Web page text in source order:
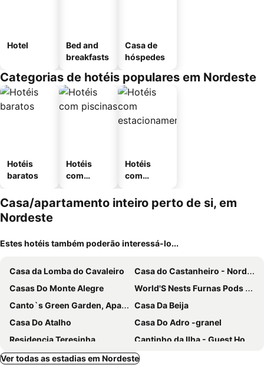
Hotel
Bed and
breakfasts
Casa de
hóspedes
Categorias de hotéis populares em Nordeste
Hotéis
baratos
Hotéis
com
Hotéis
com
mento
Casa/apartamento inteiro perto de si, em
Nordeste
Estes hotéis também poderão interessá-lo...
Casa da Lomba do Cavaleiro
Casa do Castanheiro - Nordeste, Açores
Casas Do Monte Alegre
World'S Nests Furnas Pods Village
Canto`s Green Garden, Apartamentos Turisticos & Spa, 4 Estrelas
Casa Da Beija
Casa Do Atalho
Casa Do Adro -granel
Residencia Teresinha
Cantinho da Ilha - Guest House in Azores
Casa Do Cinzeiro
Casa Bela Vista
Ver todas as estadias em Nordeste